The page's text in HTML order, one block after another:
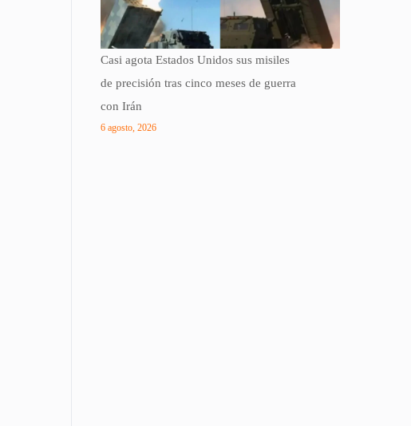
Casi agota Estados Unidos sus misiles
de precisión tras cinco meses de guerra
con Irán
6 agosto, 2026